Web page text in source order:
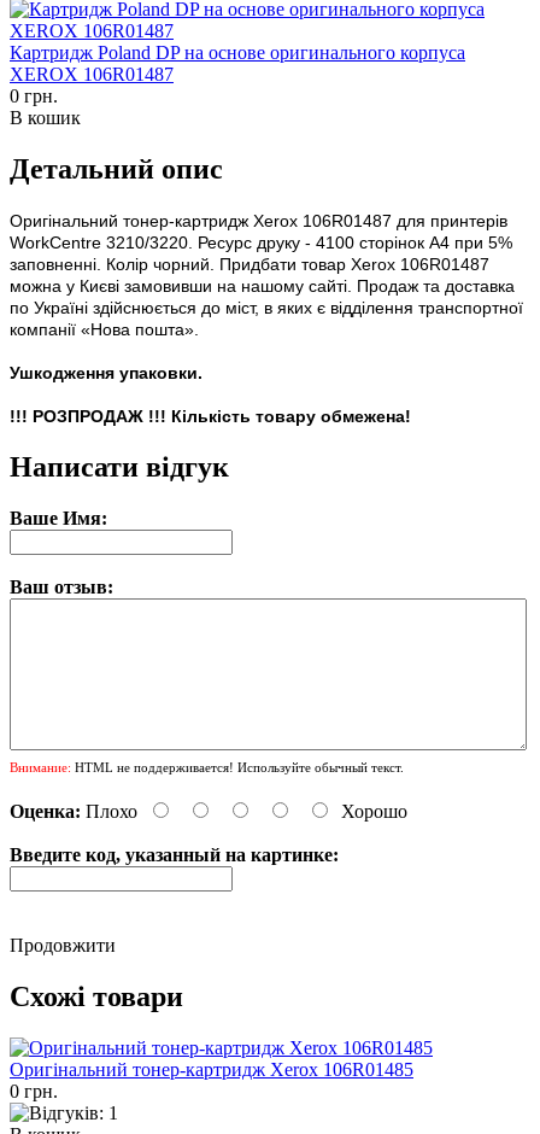
Картридж Poland DP на основе оригинального корпуса
XEROX 106R01487
0 грн.
В кошик
Детальний опис
Оригінальний тонер-картридж Xerox 106R01487 для принтерів
WorkCentre 3210/3220. Ресурс друку - 4100 сторінок А4 при 5%
заповненні. Колір чорний. Придбати товар Xerox 106R01487
можна у Києві замовивши на нашому сайті. Продаж та доставка
по Україні здійснюється до міст, в яких є відділення транспортної
компанії «Нова пошта».
Ушкодження упаковки.
!!! РОЗПРОДАЖ !!! Кількість товару обмежена!
Написати відгук
Ваше Имя:
Ваш отзыв:
Внимание: HTML не поддерживается! Используйте обычный текст.
Оценка: Плохо Хорошо
Введите код, указанный на картинке:
Продовжити
Схожі товари
Оригінальний тонер-картридж Xerox 106R01485
0 грн.